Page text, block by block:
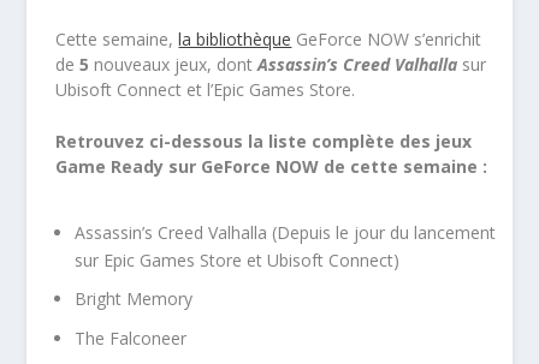
Cette semaine,la bibliothèque GeForce NOW s’enrichit
de5 nouveaux jeux, dontAssassin’s Creed Valhalla sur
Ubisoft Connect et l’Epic Games Store.
Retrouvez ci-dessous la liste complète des jeux
Game Ready sur GeForce NOW de cette semaine :
Assassin’s Creed Valhalla (Depuis le jour du lancement
sur Epic Games Store et Ubisoft Connect)
Bright Memory
The Falconeer